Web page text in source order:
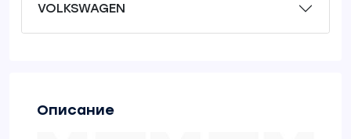
VOLKSWAGEN
Описание